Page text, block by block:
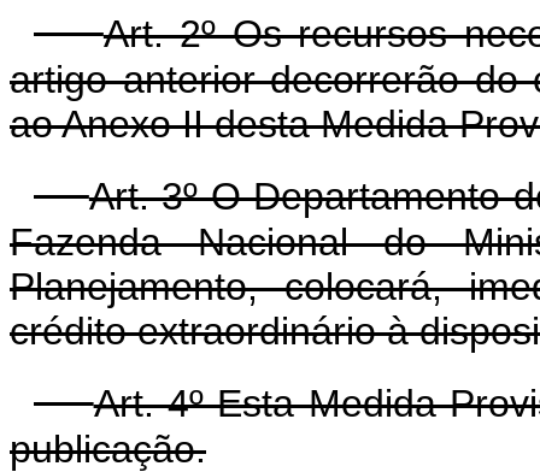
Art. 2º Os recursos
artigo anterior decorrerão do
ao Anexo II desta Medida
Art. 3º O Departamento
Fazenda Nacional do
Planejamento, colocará,
crédito extraordinário à
Art. 4º Esta Medida
publicação.